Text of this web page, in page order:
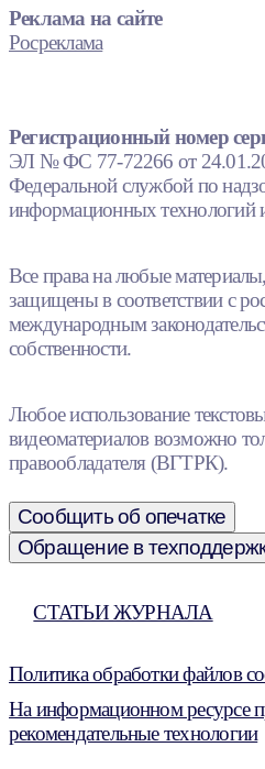
Реклама на сайте
Росреклама
Регистрационный номер
ЭЛ № ФС 77-72266 от
Федеральной службой по
информационных технологий
Все права на любые
защищены в соответствии с
международным
собственности.
Любое использование
видеоматериалов возможно
правообладателя (ВГТРК).
Сообщить об опечатке
Обращение в
СТАТЬИ ЖУРНАЛА
Политика обработки файлов
На информационном ресурсе
рекомендательные технологии